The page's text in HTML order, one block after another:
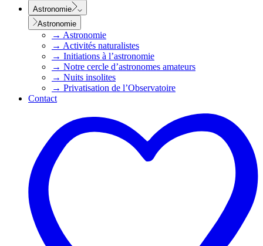
Astronomie
Astronomie
→ Astronomie
→ Activités naturalistes
→ Initiations à l’astronomie
→ Notre cercle d’astronomes amateurs
→ Nuits insolites
→ Privatisation de l’Observatoire
Contact